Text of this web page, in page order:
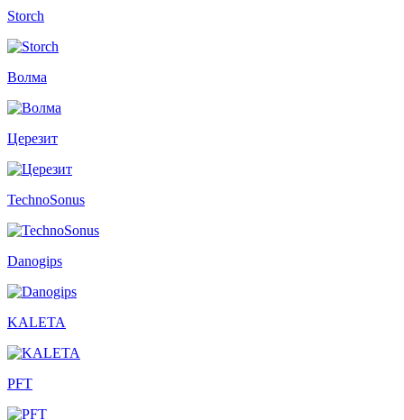
Storch
Волма
Церезит
TechnoSonus
Danogips
KALETA
PFT